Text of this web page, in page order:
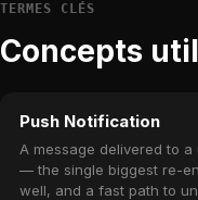
TERMES CLÉS
Concepts
Push Notification
A message delivered to
— the single biggest re-
well, and a fast path to